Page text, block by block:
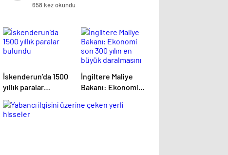
658 kez okundu
İskenderun’da 1500
yıllık paralar
İngiltere Maliye
Bakanı: Ekonomi
büyük daralmasını